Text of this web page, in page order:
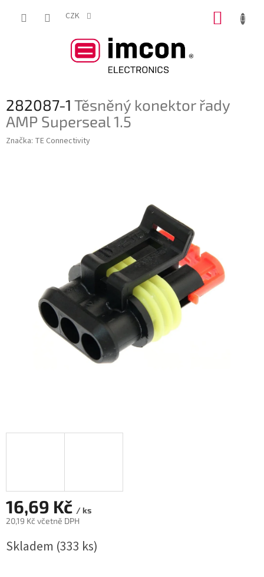
CZK
282087-1 Těsněný konektor řady
AMP Superseal 1.5
Značka: TE Connectivity
16,69 Kč / ks
20,19 Kč včetně DPH
cena:
Skladem (333 ks)